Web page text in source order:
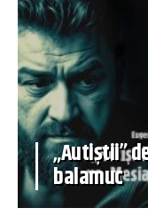
„Autiștii”
balamuc